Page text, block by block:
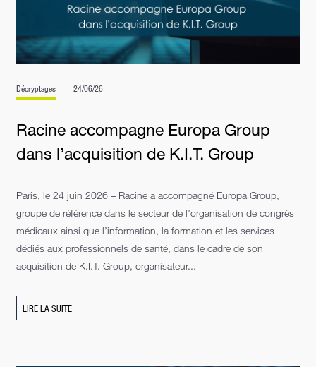
Décryptages 24/06/26
Racine accompagne Europa Group
dans l’acquisition de K.I.T. Group
Paris, le 24 juin 2026 – Racine a accompagné Europa Group,
groupe de référence dans le secteur de l’organisation de congrès
médicaux ainsi que l’information, la formation et les services
dédiés aux professionnels de santé, dans le cadre de son
acquisition de K.I.T. Group, organisateur...
LIRE LA SUITE